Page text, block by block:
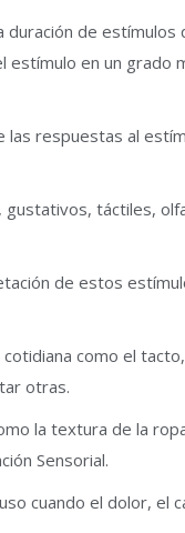
de
en un
las respuestas al
táctiles,
de estos
como el
otras.
la textura de la
Sensorial.
cuando el dolor,